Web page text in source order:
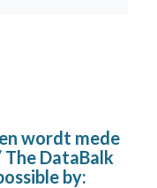
wordt mede
DataBalk
by: